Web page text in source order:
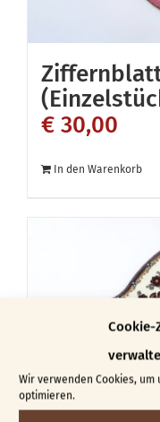
Cookie-
Wir verwenden Cookies,
optimieren.
€ 30,00
In den Warenkorb